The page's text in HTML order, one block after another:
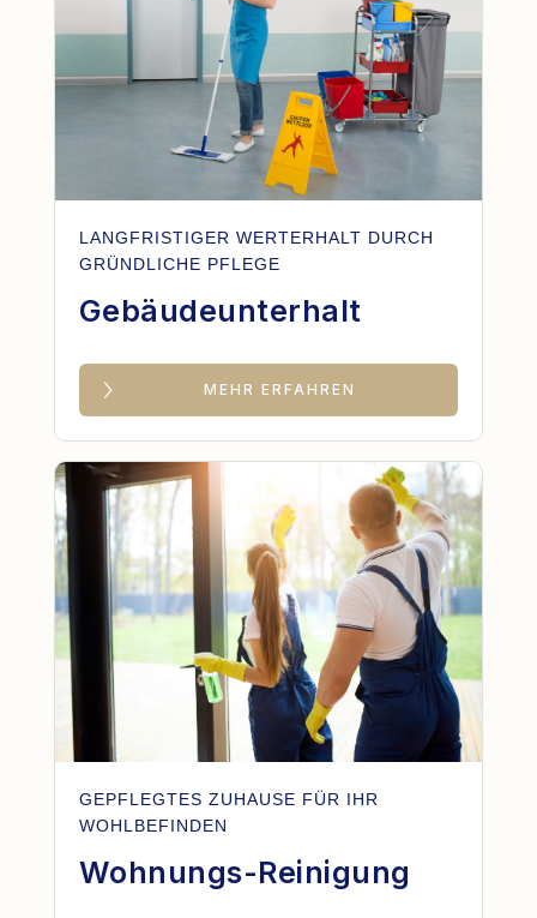
LANGFRISTIGER WERTERHALT DURCH
GRÜNDLICHE PFLEGE
Gebäudeunterhalt
MEHR ERFAHREN
GEPFLEGTES ZUHAUSE FÜR IHR
WOHLBEFINDEN
Wohnungs-Reinigung